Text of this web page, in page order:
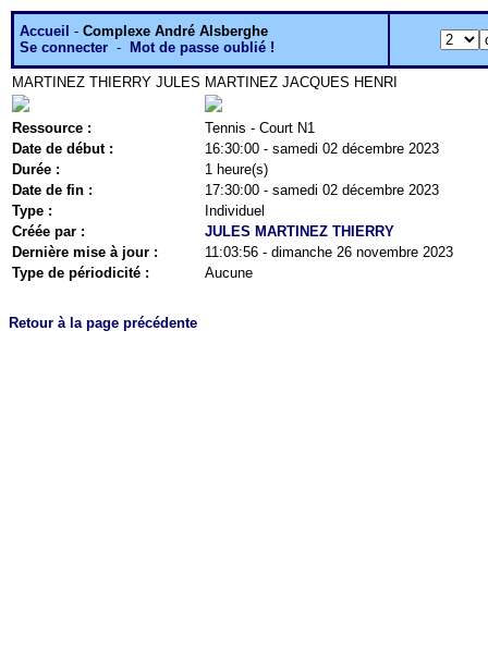
Accueil - Complexe André Alsberghe
Se connecter - Mot de passe oublié !
MARTINEZ THIERRY JULES MARTINEZ JACQUES HENRI
Ressource :
Tennis - Court N1
Date de début :
16:30:00 - samedi 02 décembre 2023
Durée :
1 heure(s)
Date de fin :
17:30:00 - samedi 02 décembre 2023
Type :
Individuel
Créée par :
JULES MARTINEZ THIERRY
Dernière mise à jour :
11:03:56 - dimanche 26 novembre 2023
Type de périodicité :
Aucune
Retour à la page précédente